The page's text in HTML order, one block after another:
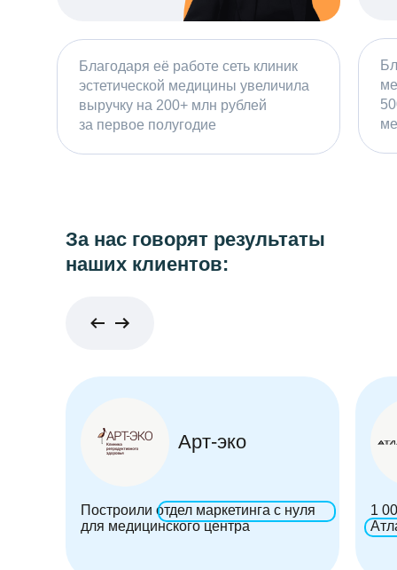
Благодаря её работе сеть клиник
эстетической медицины увеличила
выручку на 200+ млн рублей
за первое полугодие
За нас говорят результаты
наших клиентов:
Арт-эко
Построили отдел маркетинга с нуля
для медицинского центра
1